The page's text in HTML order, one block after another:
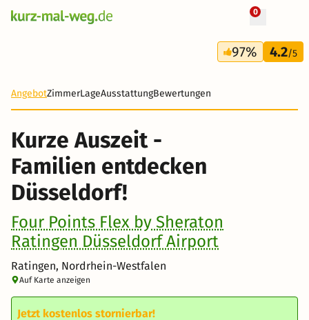
0
3 Tage
113 €
97% 4.2/5
AngebotZimmerLageAusstattungBewertungen
Kurze Auszeit -
Familien entdecken
Düsseldorf!
Four Points Flex by Sheraton
Ratingen Düsseldorf Airport
Ratingen, Nordrhein-Westfalen
Auf Karte anzeigen
Jetzt kostenlos stornierbar!